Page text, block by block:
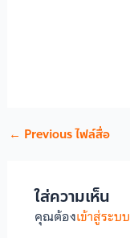
← Previous ไฟล์สื่อ
ใส่ความเห็น
คุณต้องเข้าสู่ระบบ